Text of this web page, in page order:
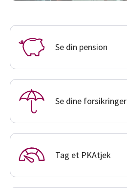
Se din pension
Se dine forsikringer
Tag et PKAtjek